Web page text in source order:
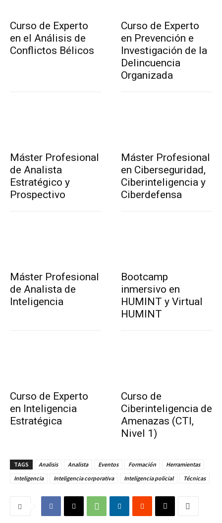
Curso de Experto
en el Análisis de
Conflictos Bélicos
Curso de Experto
en Prevención e
Investigación de la
Delincuencia
Organizada
Máster Profesional
de Analista
Estratégico y
Prospectivo
Máster Profesional
en Ciberseguridad,
Ciberinteligencia y
Ciberdefensa
Máster Profesional
de Analista de
Inteligencia
Bootcamp
inmersivo en
HUMINT y Virtual
HUMINT
Curso de Experto
en Inteligencia
Estratégica
Curso de
Ciberinteligencia de
Amenazas (CTI,
Nivel 1)
TAGS Analisis Analista Eventos Formación
Herramientas
Inteligencia
Inteligencia corporativa Inteligencia policial Técnicas